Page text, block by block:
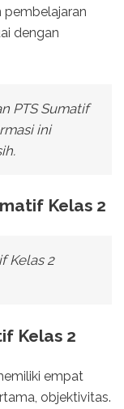
pembelajaran
dengan
PTS Sumatif
ini
Kelas 2
Kelas 2
Kelas 2
empat
objektivitas.